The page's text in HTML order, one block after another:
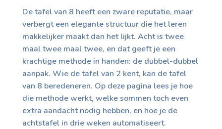
De tafel van 8 heeft een zware reputatie, maar
verbergt een elegante structuur die het leren
makkelijker maakt dan het lijkt. Acht is twee
maal twee maal twee, en dat geeft je een
krachtige methode in handen: de dubbel-dubbel
aanpak. Wie de tafel van 2 kent, kan de tafel
van 8 beredeneren. Op deze pagina lees je hoe
die methode werkt, welke sommen toch even
extra aandacht nodig hebben, en hoe je de
achtstafel in drie weken automatiseert.